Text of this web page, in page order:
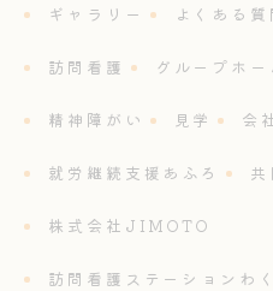
ギャラリー よくある質
訪問看護 グループホー
精神障がい 見学 会
就労継続支援あふろ
株式会社JIMOTO
訪問看護ステーションわ